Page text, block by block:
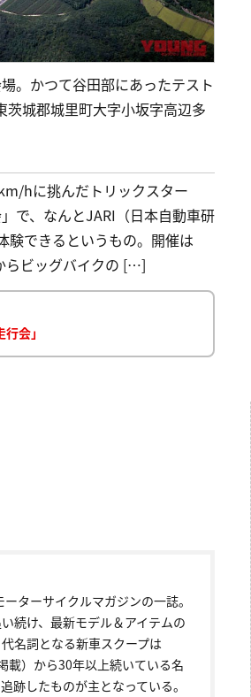
。かつて谷田部にあったテスト
茨城郡城里町大字小坂字高辺多
hに挑んだトリックスター
で、なんとJARI（日本自動車研
験できるというもの。開催は
らビッグバイクの […]
会」
ターサイクルマガジンの一誌。
続け、最新モデル＆アイテムの
名詞となる新車スクープは
載）から30年以上続いている名
跡したものが主となっている。